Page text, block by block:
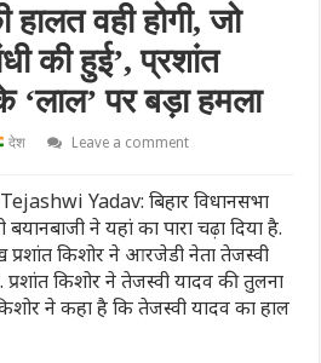
हालत वही होगी, जो
की हुई’, प्रशांत
‘लाल’ पर बड़ा हमला
देश
Leave a comment
Yadav: बिहार विधानसभा
ने यहां का पारा चढ़ा दिया है.
प्रशांत किशोर ने आरजेडी नेता तेजस्वी
किशोर ने तेजस्वी यादव की तुलना
ने कहा है कि तेजस्वी यादव का हाल